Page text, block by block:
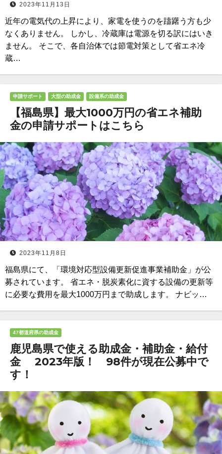
2023年11月13日
近年の電気代の上昇により、家電を使うのを躊躇う方も少
なくありません。 しかし、冷蔵庫は電源を切る訳にはいき
ません。 そこで、各自治体では節電対策として省エネ冷
蔵…
申請サポート 大型の助成金 設備系の助成金
【福島県】最大1000万円の省エネ補助
金の申請サポートはこちら
2023年11月8日
福島県にて、「環境対応型設備更新促進事業補助金」が公
募されています。 省エネ・脱炭素化に資する設備の更新等
に必要な費用を最大1000万円まで助成します。 ナビッ…
47都道府県の助成金
鹿児島県で使える助成金・補助金・給付
金 2023年版！ 98件が現在公募中で
す！